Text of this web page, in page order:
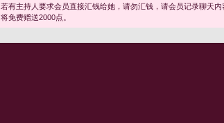
若有主持人要求会员直接汇钱给她，请勿汇钱，请会员记录聊天
将免费赠送2000点。